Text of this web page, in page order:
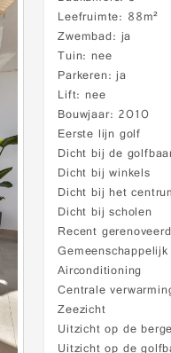
Leefruimte 88m²
Zwembad ja
Tuin nee
Parkeren ja
Lift nee
Bouwjaar 2010
Eerste lijn golf
Dicht bij de
Dicht bij winkels
Dicht bij het
Dicht bij scholen
Recent gerenoveerd
Airconditioning
Centrale
Zeezicht
Uitzicht op de